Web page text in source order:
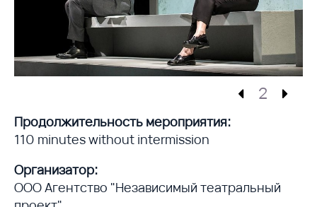
2
Продолжительность мероприятия:
110 minutes without intermission
Организатор:
ООО Агентство "Независимый театральный